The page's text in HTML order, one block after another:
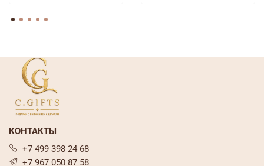
КОНТАКТЫ
+7 499 398 24 68
+7 967 050 87 58